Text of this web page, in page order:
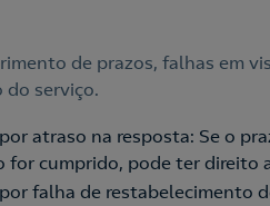
de prazos, falhas em
do serviço.
atraso na resposta: Se o
for cumprido, pode ter direito
falha de restabelecimento